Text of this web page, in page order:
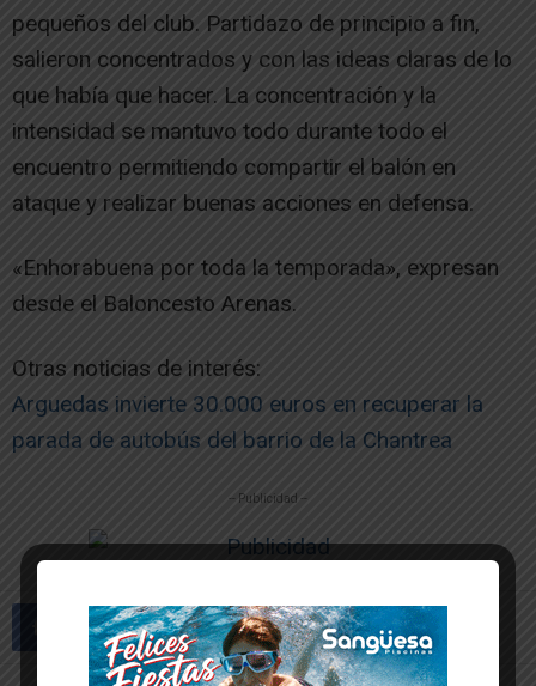
pequeños del club. Partidazo de principio a fin,
salieron concentrados y con las ideas claras de lo
que había que hacer. La concentración y la
intensidad se mantuvo todo durante todo el
encuentro permitiendo compartir el balón en
ataque y realizar buenas acciones en defensa.
«Enhorabuena por toda la temporada», expresan
desde el Baloncesto Arenas.
Otras noticias de interés:
Arguedas invierte 30.000 euros en recuperar la
parada de autobús del barrio de la Chantrea
-- Publicidad --